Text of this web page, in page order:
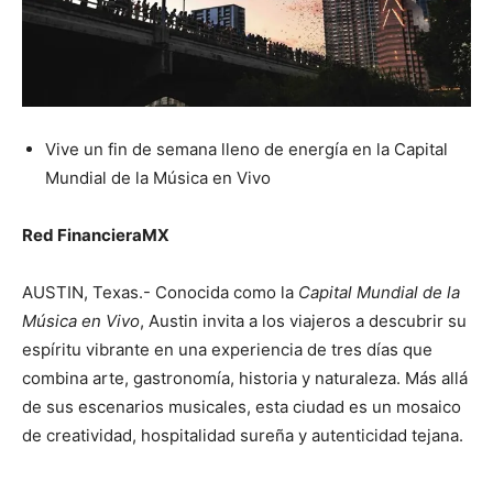
Vive un fin de semana lleno de energía en la Capital
Mundial de la Música en Vivo
Red FinancieraMX
AUSTIN, Texas.- Conocida como la Capital Mundial de la
Música en Vivo, Austin invita a los viajeros a descubrir su
espíritu vibrante en una experiencia de tres días que
combina arte, gastronomía, historia y naturaleza. Más allá
de sus escenarios musicales, esta ciudad es un mosaico
de creatividad, hospitalidad sureña y autenticidad tejana.